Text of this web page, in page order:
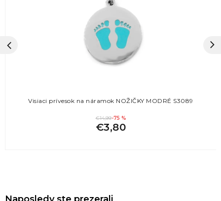
Visiaci prívesok na náramok NOŽIČKY MODRÉ S3089
€14,99-75 %
€3,80